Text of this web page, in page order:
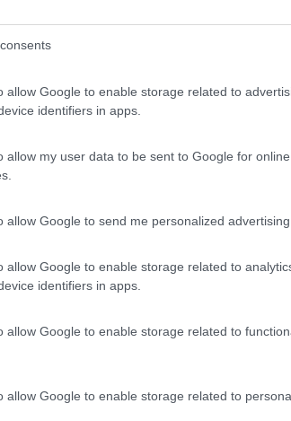
allow Google to enable storage related to
identifiers in apps.
allow my user data to be sent to Google for
allow Google to send me personalized advertising.
allow Google to enable storage related to
identifiers in apps.
allow Google to enable storage related to
allow Google to enable storage related to
scritto
dei nomi commerciali a dei prodotti... Pensa ad un